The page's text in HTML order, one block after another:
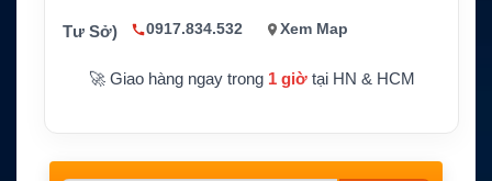
Tư Sở) 0917.834.532 Xem Map
🚀 Giao hàng ngay trong 1 giờtại HN & HCM